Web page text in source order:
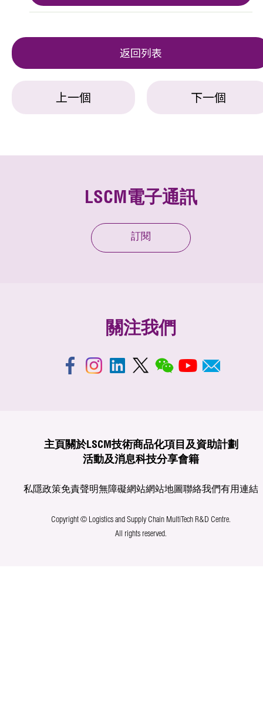
返回列表
上一個 下一個
LSCM電子通訊
訂閱
關注我們
主頁 關於LSCM技術商品化項目及資助計劃
活動及消息科技分享會籍
私隱政策免責聲明無障礙網站網站地圖聯絡我們有用連結
Copyright © Logistics and Supply Chain MultiTech R&D Centre.
All rights reserved.